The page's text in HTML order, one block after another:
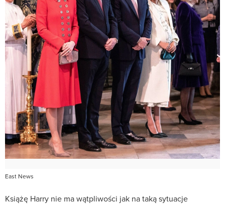
East News
Książę Harry nie ma wątpliwości jak na taką sytuacje